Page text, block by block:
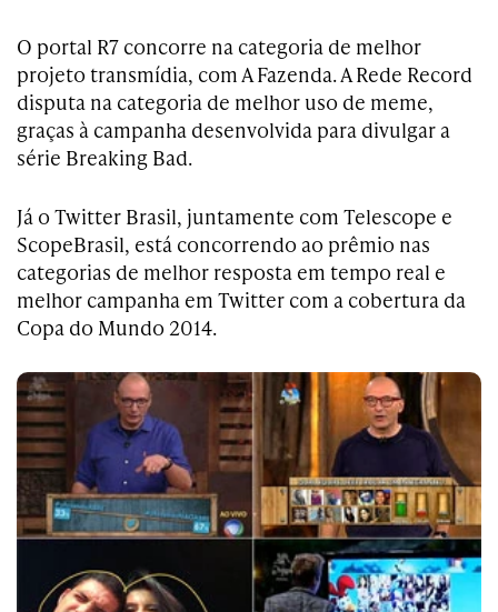
O portal R7 concorre na categoria de melhor
projeto transmídia, com A Fazenda. A Rede Record
disputa na categoria de melhor uso de meme,
graças à campanha desenvolvida para divulgar a
série Breaking Bad.
Já o Twitter Brasil, juntamente com Telescope e
ScopeBrasil, está concorrendo ao prêmio nas
categorias de melhor resposta em tempo real e
melhor campanha em Twitter com a cobertura da
Copa do Mundo 2014.